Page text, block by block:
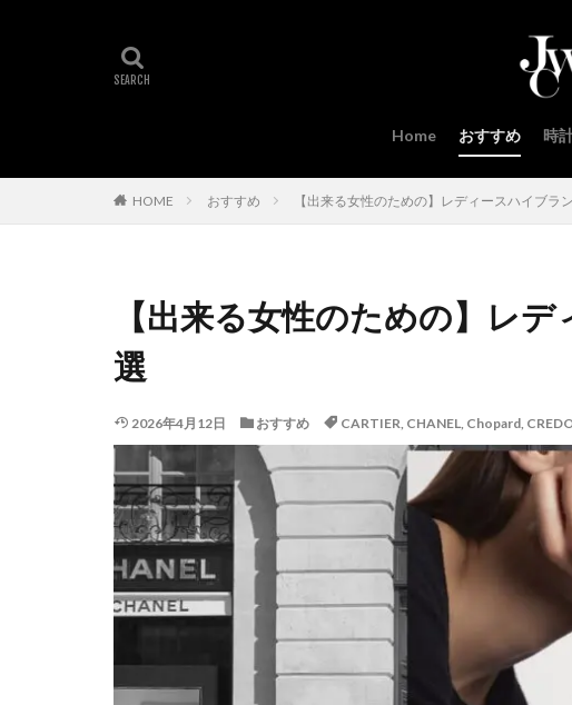
Home おすすめ 時
HOME おすすめ 【出来る女性のための】レディースハイブラ
【出来る女性のための】レ
選
2026年4月12日 おすすめ CARTIER, CHANEL, Chopard,